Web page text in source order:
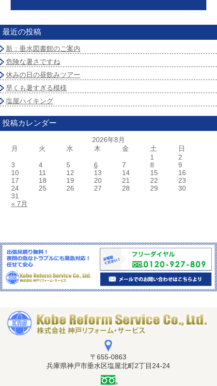
最近の投稿
新：垂水図書館のご案内
危険な暑さですね
休みの日の昼飲みツアー
早くも暑すぎる模様
塩屋ハイキング
投稿カレンダー
2026年8月
月
火 水 木 金 土 日
« 7月
1
2
3
4 5 6 7 8
9
10
11 12 13 14 15
16
17
18 19 20 21 22
23
24
25 26 27 28 29
30
31
〒655-0863
兵庫県神戸市垂水区塩屋北町2丁目24-24